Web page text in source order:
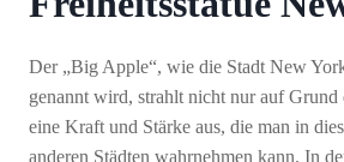
Der „Big Apple“, wie die Stadt New
genannt wird, strahlt nicht nur auf Grund
eine Kraft und Stärke aus, die man in
anderen Städten wahrnehmen kann. In